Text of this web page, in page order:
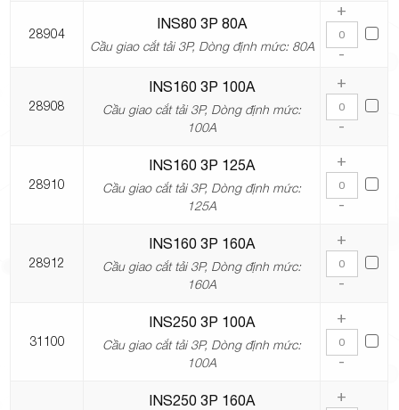
TP.HCM
28904
INS80 3P 80A
Cầu giao cắt tải 3P, Dòng định mức: 80A
+
-
28908
INS160 3P 100A
Cầu giao cắt tải 3P, Dòng định mức:
100A
+
-
28910
INS160 3P 125A
Cầu giao cắt tải 3P, Dòng định mức:
125A
+
-
28912
INS160 3P 160A
Cầu giao cắt tải 3P, Dòng định mức:
160A
+
-
31100
INS250 3P 100A
Cầu giao cắt tải 3P, Dòng định mức:
100A
+
-
INS250 3P 160A +